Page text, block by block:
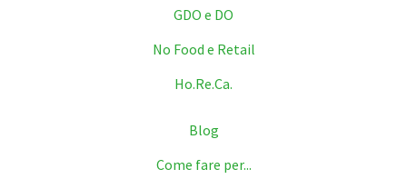
GDO e DO
No Food e Retail
Ho.Re.Ca.
Blog
Come fare per...